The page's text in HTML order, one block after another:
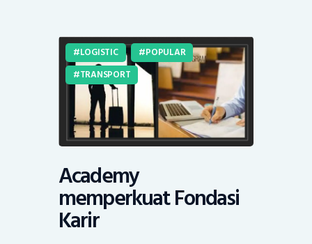
LOGISTIC
POPULAR
TRANSPORT
Academy
memperkuat Fondasi
Karir